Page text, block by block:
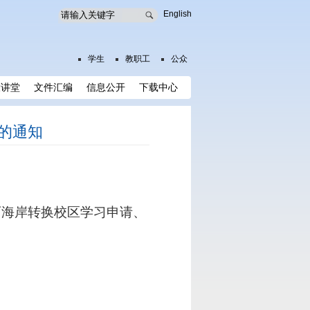
English
学生 教职工 公众
堂 文件汇编 信息公开 下载中心
通知
岸转换校区学习申请、